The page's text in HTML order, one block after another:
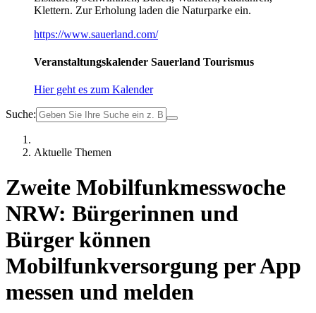
Klettern. Zur Erholung laden die Naturparke ein.
https://www.sauerland.com/
Veranstaltungskalender Sauerland Tourismus
Hier geht es zum Kalender
Suche:
Aktuelle Themen
Zweite Mobilfunkmesswoche
NRW: Bürgerinnen und
Bürger können
Mobilfunkversorgung per App
messen und melden